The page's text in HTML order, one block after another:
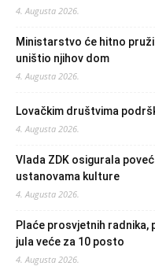
4. Augusta 2026.
Ministarstvo će hitno
uništio njihov dom
4. Augusta 2026.
Lovačkim društvima
4. Augusta 2026.
Vlada ZDK osigurala
ustanovama kulture
4. Augusta 2026.
Plaće prosvjetnih radnika,
jula veće za 10 posto
4. Augusta 2026.